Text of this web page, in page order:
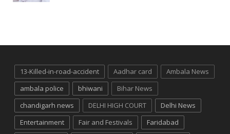
13-Killed-in-road-accident Aadhar card
Ambala News
ambala police
bhiwani
Bihar News
chandigarh news
DELHI HIGH COURT
Delhi News
Entertainment
Fair and Festivals
Faridabad